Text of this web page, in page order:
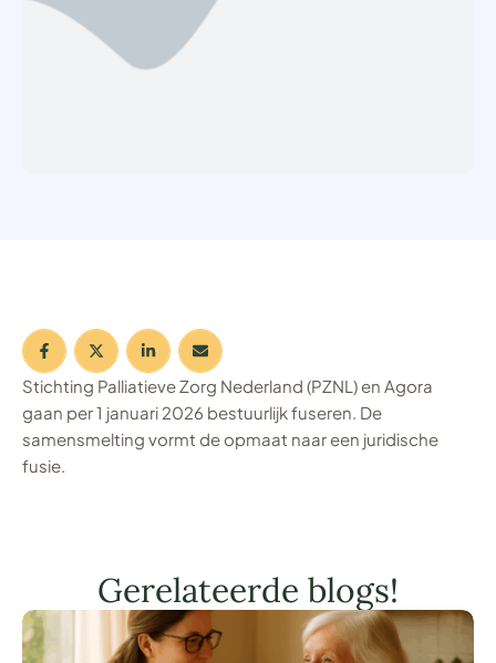
Stichting Palliatieve Zorg Nederland (PZNL) en Agora
gaan per 1 januari 2026 bestuurlijk fuseren. De
samensmelting vormt de opmaat naar een juridische
fusie.
Gerelateerde blogs!